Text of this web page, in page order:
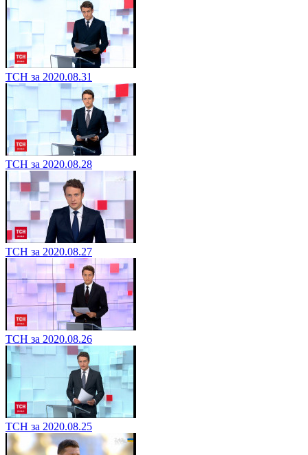
ТСН за 2020.08.31
ТСН за 2020.08.28
ТСН за 2020.08.27
ТСН за 2020.08.26
ТСН за 2020.08.25